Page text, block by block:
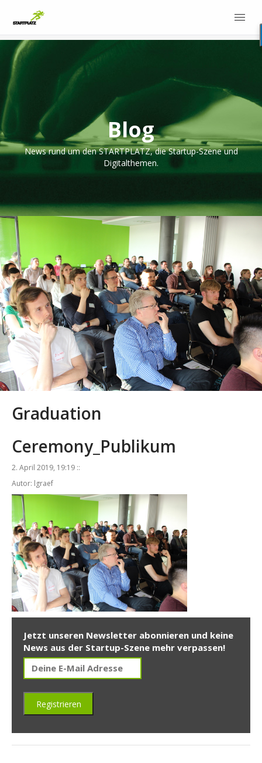
Blog
News rund um den STARTPLATZ, die Startup-Szene und
Digitalthemen.
Graduation
Ceremony_Publikum
2. April 2019, 19:19 ::
Autor: lgraef
Jetzt unseren Newsletter abonnieren und keine
News aus der Startup-Szene mehr verpassen!